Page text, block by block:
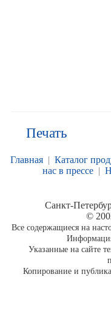
Печать
Главная| Каталог
нас в прессе|
Санкт-
©
Все содержащиеся на
Указанные на сайте
Копирование и